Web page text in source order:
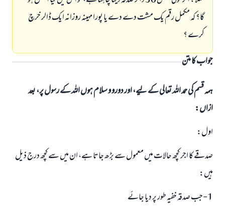
گا؟ کہ مکمل رقم یک مشت دے دے یا پورا مہینہ روزانہ ایک ڈالر خرچ
کرے ؟
جواب کا متن
ہمہ قسم کی حمد اللہ تعالی کے لیے، اور دورو و سلام ہوں اللہ کے رسول پر، بعد
ازاں:
اول:
صدقے کا اجر کچھ حالات میں معمول سے بڑھ جاتا ہے، ان میں سے کچھ درج ذیل
ہیں:
1-جب صدقہ خفیہ طور پر دیا جائے